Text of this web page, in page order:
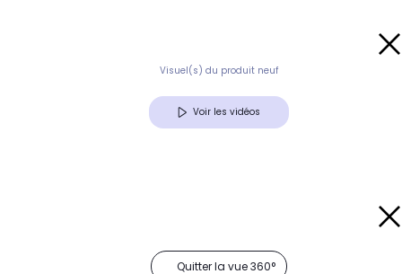
Visuel(s) du produit neuf
Voir les vidéos
Quitter la vue 360°